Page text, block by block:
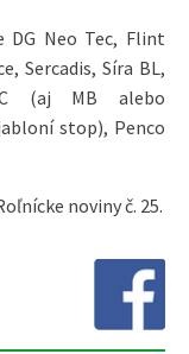
DG Neo Tec, Flint
Sercadis, Síra BL,
(aj MB alebo
stop), Penco
noviny č. 25.